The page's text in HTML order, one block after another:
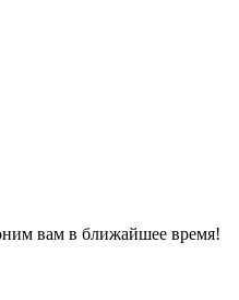
вам в ближайшее время!